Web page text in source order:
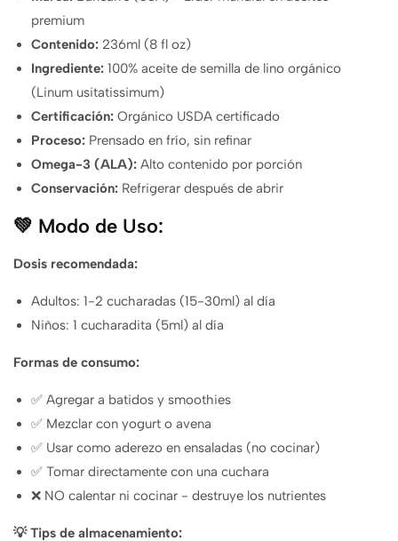
premium
Contenido: 236ml (8 fl oz)
Ingrediente: 100% aceite de semilla de lino orgánico
(Linum usitatissimum)
Certificación: Orgánico USDA certificado
Proceso: Prensado en frío, sin refinar
Omega-3 (ALA): Alto contenido por porción
Conservación: Refrigerar después de abrir
💚 Modo de Uso:
Dosis recomendada:
Adultos: 1-2 cucharadas (15-30ml) al día
Niños: 1 cucharadita (5ml) al día
Formas de consumo:
✅ Agregar a batidos y smoothies
✅ Mezclar con yogurt o avena
✅ Usar como aderezo en ensaladas (no cocinar)
✅ Tomar directamente con una cuchara
❌ NO calentar ni cocinar - destruye los nutrientes
💡 Tips de almacenamiento: